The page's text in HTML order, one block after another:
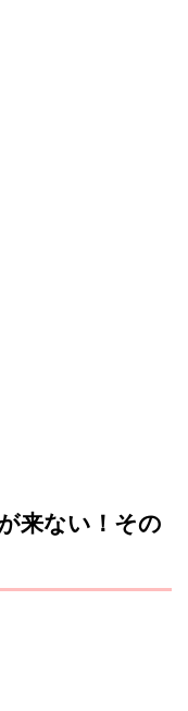
来ない！その